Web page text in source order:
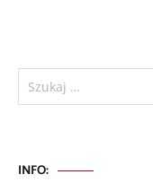
Szukaj:
INFO: